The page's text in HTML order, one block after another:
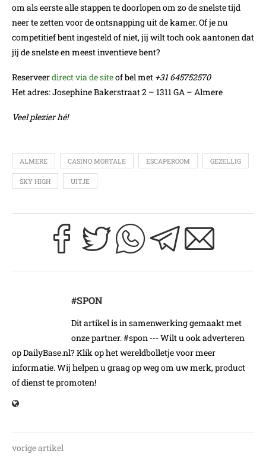
om als eerste alle stappen te doorlopen om zo de snelste tijd
neer te zetten voor de ontsnapping uit de kamer. Of je nu
competitief bent ingesteld of niet, jij wilt toch ook aantonen dat
jij de snelste en meest inventieve bent?
Reserveerdirect via de siteof bel met +31 645752570
Het adres: Josephine Bakerstraat 2 – 1311 GA – Almere
Veel plezier hé!
ALMERE CASINO MORTALE ESCAPEROOM GEZELLIG
SKY HIGH UITJE
#SPON
Dit artikel is in samenwerking gemaakt met
onze partner. #spon --- Wilt u ook adverteren
op DailyBase.nl? Klik op het wereldbolletje voor meer
informatie. Wij helpen u graag op weg om uw merk, product
of dienst te promoten!
vorige artikel